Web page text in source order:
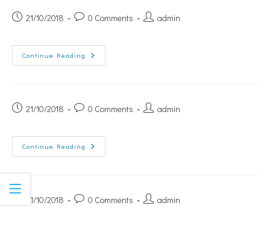
21/10/2018 0 Comments admin
Continue Reading
21/10/2018 0 Comments admin
Continue Reading
21/10/2018 0 Comments admin